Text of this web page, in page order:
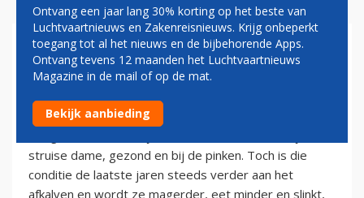
HERMAN MATEBOER: NORMA
4 september 2012
struise dame, gezond en bij de pinken. Toch is die
conditie de laatste jaren steeds verder aan het
afkalven en wordt ze magerder, eet minder en slinkt,
Ontvang een jaar lang 30% korting op het beste van
Luchtvaartnieuws en Zakenreisnieuws. Krijg onbeperkt
toegang tot al het nieuws en de bijbehorende Apps.
Ontvang tevens 12 maanden het Luchtvaartnieuws
Magazine in de mail of op de mat.
Bekijk aanbieding